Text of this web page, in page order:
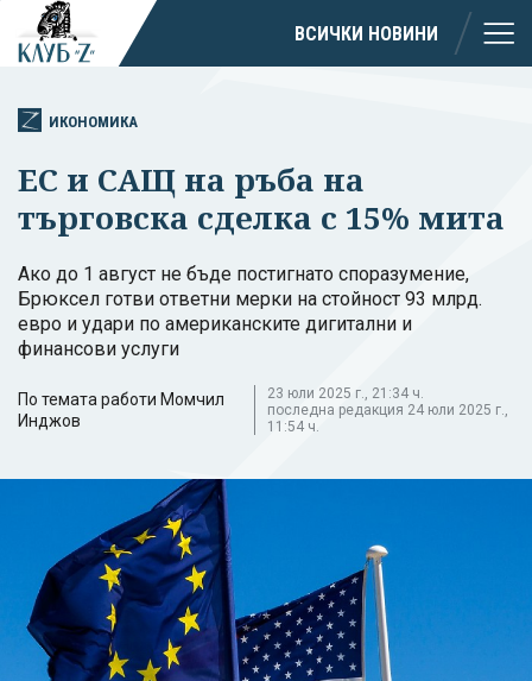
ВСИЧКИ НОВИНИ
ИКОНОМИКА
ЕС и САЩ на ръба на
търговска сделка с 15% мита
Ако до 1 август не бъде постигнато споразумение,
Брюксел готви ответни мерки на стойност 93 млрд.
евро и удари по американските дигитални и
финансови услуги
По темата работи Момчил
Инджов
23 юли 2025 г., 21:34 ч.
последна редакция 24 юли 2025 г.,
11:54 ч.